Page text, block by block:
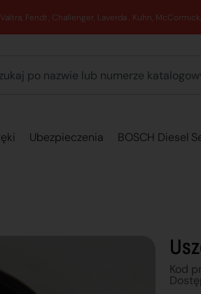
89 762 00 69 - Pomoc
Ubezpieczenia BOSCH Diesel
Kod